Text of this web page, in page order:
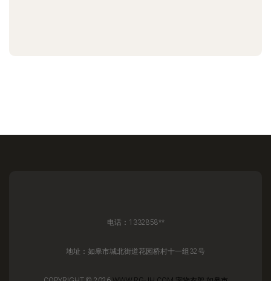
电话：1332858**
地址：如皋市城北街道花园桥村十一组32号